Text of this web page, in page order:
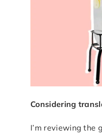
Considering
I’m reviewing